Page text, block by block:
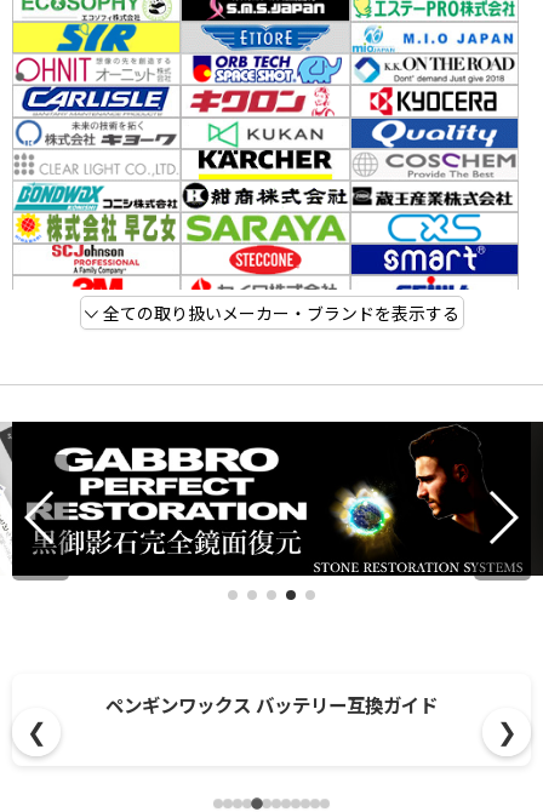
全ての取り扱いメーカー・ブランドを表示する
ペンギンワックス バッテリー互換ガイド
❮ ❯